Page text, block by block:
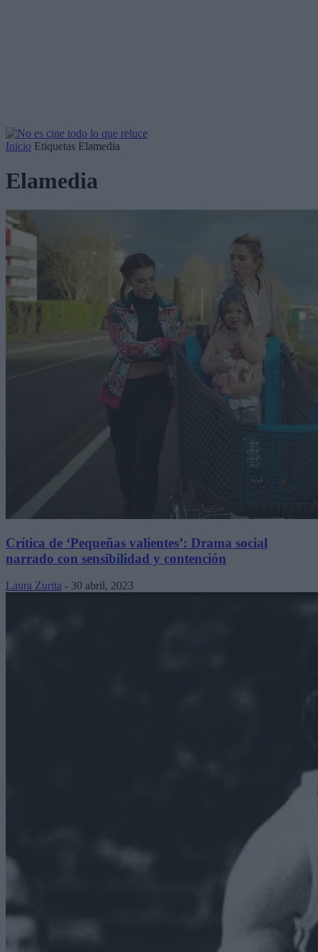
Inicio Etiquetas Elamedia
Elamedia
Crítica de ‘Pequeñas valientes’: Drama social
narrado con sensibilidad y contención
Laura Zurita - 30 abril, 2023